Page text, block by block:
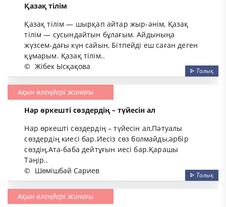
Қазақ тілім
Қазақ тілім — шырқап айтар жыр-әнім, Қазақ
тілім — сусындайтын бұлағым. Айдыныңа
жүзсем-дағы күн сайын, Бітпейді еш саған деген
құмарым. Қазақ тілім..
© Жібек Ысқақова ᐈ Толық
Ақын өлеңдері жинағы
Нар өркешті сөздердің – түйесін ал
Нар өркешті сөздердің – түйесін ал,Пәтуалы
сөздердің киесі бар.Иесіз сөз болмайды,әрбір
сөздің,Ата-баба дейтұғын иесі бар.Қарашы
Тәңір..
© Шөмішбай Сариев ᐈ Толық
Ақын өлеңдері жинағы